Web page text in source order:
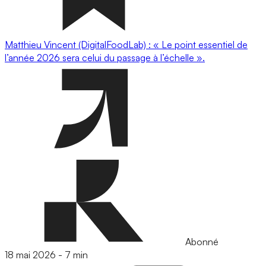
Matthieu Vincent (DigitalFoodLab) : « Le point essentiel de
l’année 2026 sera celui du passage à l’échelle ».
Abonné
18 mai 2026 - 7 min